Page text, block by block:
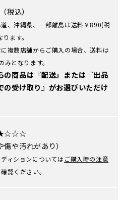
税込）
、沖縄県、一部離島は送料￥890(税
ます。
複数店舗からご購入の場合、送料は
みとなります。
の商品は『配送』または『出品
の受け取り』がお選びいただけ
傷や汚れがあり）
ィションについてはご購入時の注意
認ください。